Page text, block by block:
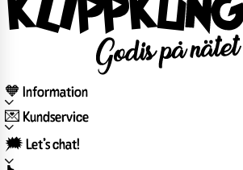
🧡 Information
💌 Kundservice
🗯️ Let’s chat!